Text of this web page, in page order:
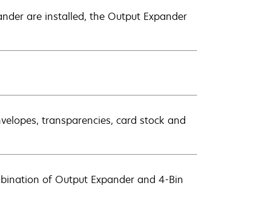
are installed, the Output Expander
transparencies, card stock and
of Output Expander and 4-Bin